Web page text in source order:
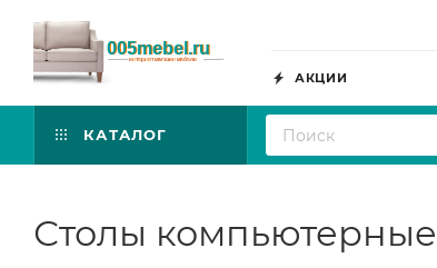
АКЦИИ
КАТАЛОГ
Столы